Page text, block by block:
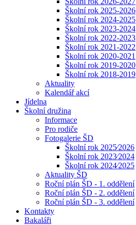
Školní rok 2025-2026
Školní rok 2024-2025
Školní rok 2023-2024
Školní rok 2022-2023
Školní rok 2021-2022
Školní rok 2020-2021
Školní rok 2019-2020
Školní rok 2018-2019
Aktuality
Kalendář akcí
Jídelna
Školní družina
Informace
Pro rodiče
Fotogalerie ŠD
Školní rok 2025⁄2026
Školní rok 2023⁄2024
Školní rok 2024⁄2025
Aktuality ŠD
Roční plán ŠD - 1. oddělení
Roční plán ŠD - 2. oddělení
Roční plán ŠD - 3. oddělení
Kontakty
Bakaláři